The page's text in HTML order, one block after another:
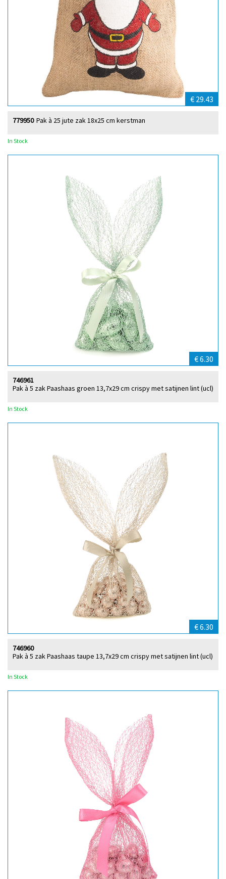
€ 29.43
Pak à 25 jute zak 18x25 cm kerstman
779950
In Stock
€ 6.30
Pak à 5 zak Paashaas groen 13,7x29 cm crispy met satijnen lint (ucl)
746961
In Stock
€ 6.30
Pak à 5 zak Paashaas taupe 13,7x29 cm crispy met satijnen lint (ucl)
746960
In Stock